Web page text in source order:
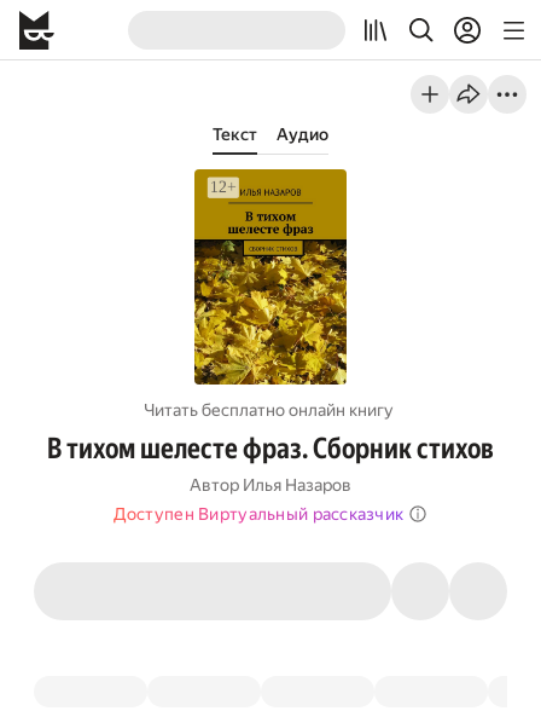
Текст Аудио
Читать бесплатно онлайн книгу
В тихом шелесте фраз. Сборник стихов
Автор Илья Назаров
Доступен Виртуальный рассказчик